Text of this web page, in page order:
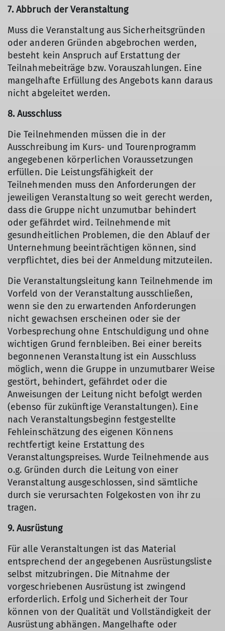
7. Abbruch der Veranstaltung
Muss die Veranstaltung aus Sicherheitsgründen
oder anderen Gründen abgebrochen werden,
besteht kein Anspruch auf Erstattung der
Teilnahmebeiträge bzw. Vorauszahlungen. Eine
mangelhafte Erfüllung des Angebots kann daraus
nicht abgeleitet werden.
8. Ausschluss
Die Teilnehmenden müssen die in der
Ausschreibung im Kurs- und Tourenprogramm
angegebenen körperlichen Voraussetzungen
erfüllen. Die Leistungsfähigkeit der
Teilnehmenden muss den Anforderungen der
jeweiligen Veranstaltung so weit gerecht werden,
dass die Gruppe nicht unzumutbar behindert
oder gefährdet wird. Teilnehmende mit
gesundheitlichen Problemen, die den Ablauf der
Unternehmung beeinträchtigen können, sind
verpflichtet, dies bei der Anmeldung mitzuteilen.
Die Veranstaltungsleitung kann Teilnehmende im
Vorfeld von der Veranstaltung ausschließen,
wenn sie den zu erwartenden Anforderungen
nicht gewachsen erscheinen oder sie der
Vorbesprechung ohne Entschuldigung und ohne
wichtigen Grund fernbleiben. Bei einer bereits
begonnenen Veranstaltung ist ein Ausschluss
möglich, wenn die Gruppe in unzumutbarer Weise
gestört, behindert, gefährdet oder die
Anweisungen der Leitung nicht befolgt werden
(ebenso für zukünftige Veranstaltungen). Eine
nach Veranstaltungsbeginn festgestellte
Fehleinschätzung des eigenen Könnens
rechtfertigt keine Erstattung des
Veranstaltungspreises. Wurde Teilnehmende aus
o.g. Gründen durch die Leitung von einer
Veranstaltung ausgeschlossen, sind sämtliche
durch sie verursachten Folgekosten von ihr zu
tragen.
9. Ausrüstung
Für alle Veranstaltungen ist das Material
entsprechend der angegebenen Ausrüstungsliste
selbst mitzubringen. Die Mitnahme der
vorgeschriebenen Ausrüstung ist zwingend
erforderlich. Erfolg und Sicherheit der Tour
können von der Qualität und Vollständigkeit der
Ausrüstung abhängen. Mangelhafte oder